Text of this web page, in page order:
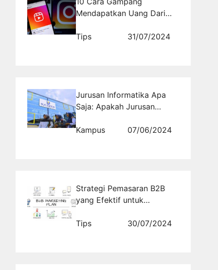
Mendapatkan Uang Dari
Tips
31/07/2024
Jurusan Informatika Apa
Saja: Apakah Jurusan
Matematika?
Kampus 07/06/2024
Strategi Pemasaran B2B
yang Efektif untuk
Tips
30/07/2024